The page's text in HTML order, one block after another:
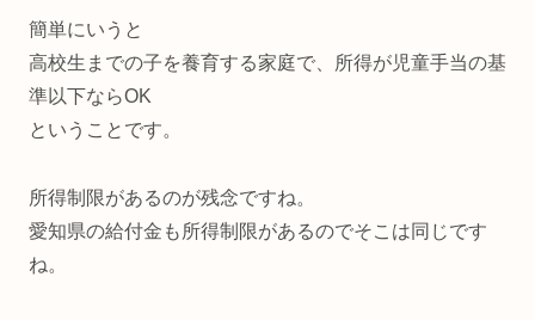
簡単にいうと
高校生までの子を養育する家庭で、所得が児童手当の基
準以下ならOK
ということです。
所得制限があるのが残念ですね。
愛知県の給付金も所得制限があるのでそこは同じです
ね。